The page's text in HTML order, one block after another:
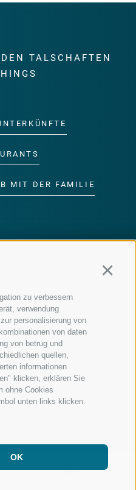
zu verbessern
verwendung
personalisierung von
von daten
von betrug und
quellen,
informationen
klicken, erklären Sie
ohne Cookies
unten links klicken.
OK
TALSCHAFTEN
MIT DER FAMILIE